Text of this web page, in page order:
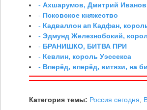
-Ахшарумов, Дмитрий
- Псковское княжество
- Кадваллон ап Кадфан,
-Эдмунд Железнобокий,
- БРАНИШКО, БИТВА ПРИ
- Кевлин, король Уэссекса
- Вперёд, вперёд, витязи, на
Категория темы: Россия сегодня